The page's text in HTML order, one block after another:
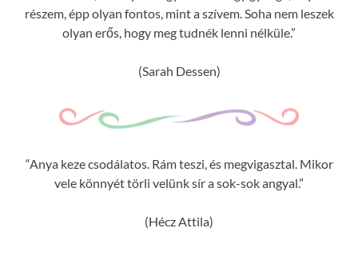
részem, épp olyan fontos, mint a szívem. Soha nem leszek
olyan erős, hogy meg tudnék lenni nélküle.”
(Sarah Dessen)
“Anya keze csodálatos. Rám teszi, és megvigasztal. Mikor
vele könnyét törli velünk sír a sok-sok angyal.”
(Hécz Attila)